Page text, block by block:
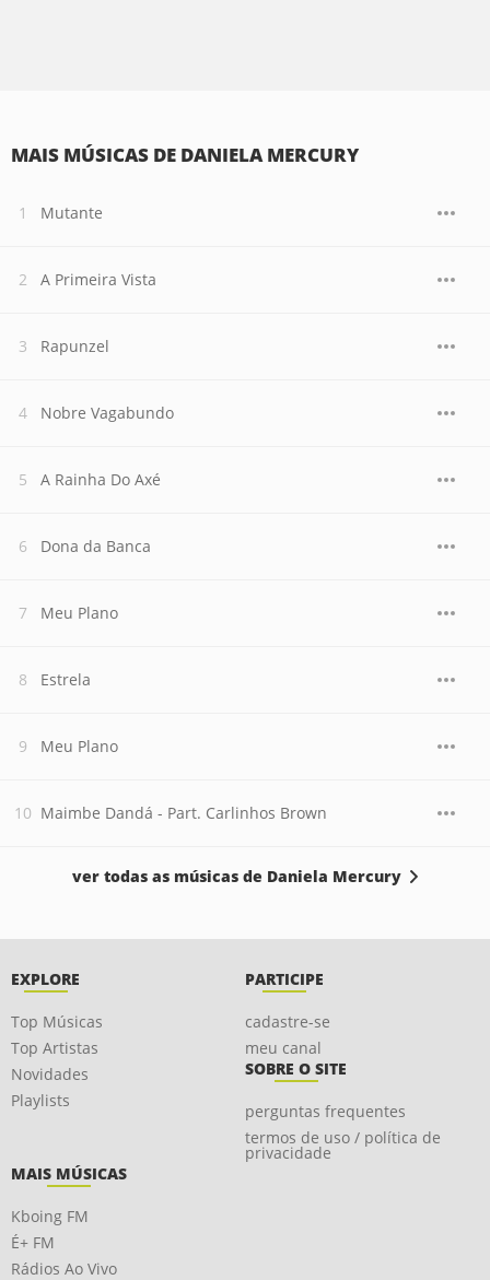
MAIS MÚSICAS DE DANIELA MERCURY
Mutante
A Primeira Vista
Rapunzel
Nobre Vagabundo
A Rainha Do Axé
Dona da Banca
Meu Plano
Estrela
Meu Plano
Maimbe Dandá - Part. Carlinhos Brown
ver todas as músicas de Daniela Mercury
EXPLORE
Top Músicas
Top Artistas
Novidades
Playlists
PARTICIPE
cadastre-se
meu canal
SOBRE O SITE
perguntas frequentes
termos de uso / política de
privacidade
MAIS MÚSICAS
Kboing FM
É+ FM
Rádios Ao Vivo